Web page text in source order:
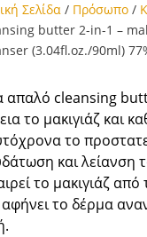
Σελίδα/ Πρόσωπο/
butter 2-in-1 –
(3.04fl.oz./90ml)
απαλό cleansing
το μακιγιάζ και
το
και λείανση
το μακιγιάζ
αφήνει το δέρμα